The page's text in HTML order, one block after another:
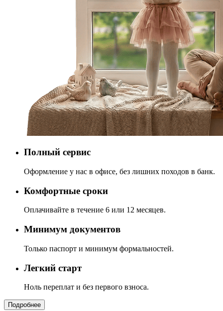
Полный сервис
Оформление у нас в офисе, без лишних походов в банк.
Комфортные сроки
Оплачивайте в течение 6 или 12 месяцев.
Минимум документов
Только паспорт и минимум формальностей.
Легкий старт
Ноль переплат и без первого взноса.
Подробнее